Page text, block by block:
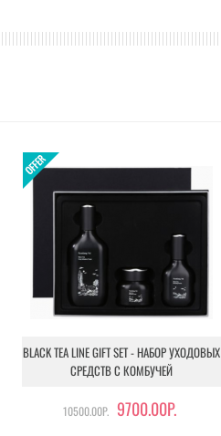
BLACK TEA LINE GIFT SET - НАБОР УХОДОВЫХ
СРЕДСТВ С КОМБУЧЕЙ
10500.00Р. 9700.00Р.